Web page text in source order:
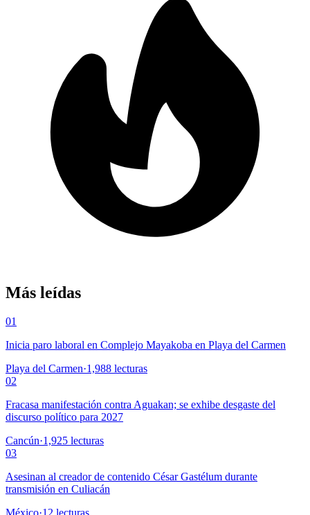
Más leídas
01
Inicia paro laboral en Complejo Mayakoba en Playa del Carmen
Playa del Carmen·1,988 lecturas
02
Fracasa manifestación contra Aguakan; se exhibe desgaste del
discurso político para 2027
Cancún·1,925 lecturas
03
Asesinan al creador de contenido César Gastélum durante
transmisión en Culiacán